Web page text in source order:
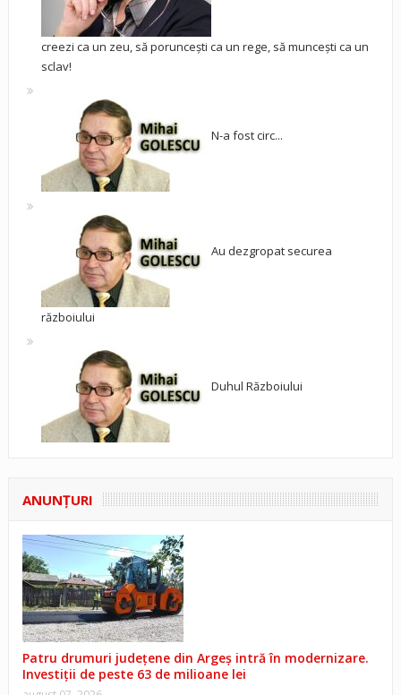
creezi ca un zeu, să poruncești ca un rege, să muncești ca un
sclav!
N-a fost circ...
Au dezgropat securea
războiului
Duhul Războiului
ANUNŢURI
Patru drumuri județene din Argeș intră în modernizare.
Investiții de peste 63 de milioane lei